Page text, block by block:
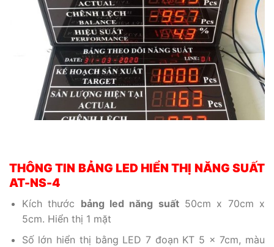
THÔNG TIN BẢNG LED HIỂN THỊ NĂNG SUẤT
AT-NS-4
Kích thước bảng led năng suất50cm x 70cm x
5cm. Hiển thị 1 mặt
Số lớn hiển thị bằng LED 7 đoạn KT 5 x 7cm, màu